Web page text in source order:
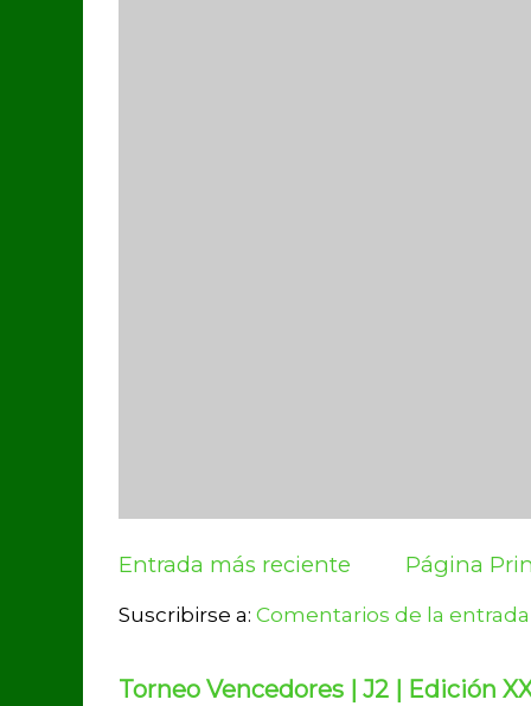
Entrada más reciente Página
Suscribirse a: Comentarios de la
Torneo Vencedores | J2 | Edición